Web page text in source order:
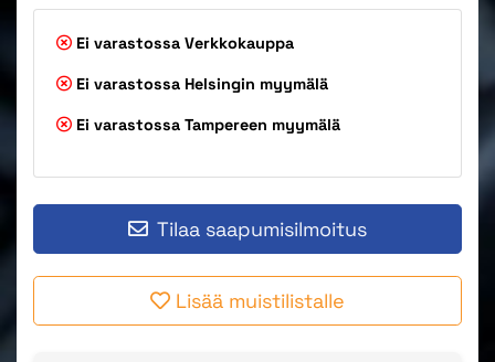
Ei varastossa Verkkokauppa
Ei varastossa Helsingin myymälä
Ei varastossa Tampereen myymälä
Tilaa saapumisilmoitus
Lisää muistilistalle